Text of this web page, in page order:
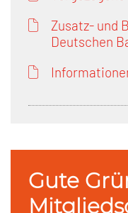
Zusatz- und
Deutschen
Gute